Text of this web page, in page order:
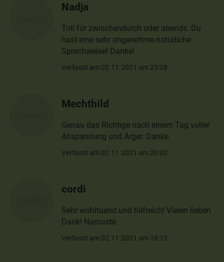
Nadja
Toll für zwischendurch oder abends. Du
hast eine sehr angenehme natürliche
Sprechweise! Danke!
Verfasst am 02.11.2021 um 23:28
Mechthild
Genau das Richtige nach einem Tag voller
Anspannung und Ärger. Danke.
Verfasst am 02.11.2021 um 20:02
cordi
Sehr wohltuend und hilfreich! Vielen lieben
Dank! Namasté
Verfasst am 02.11.2021 um 18:12